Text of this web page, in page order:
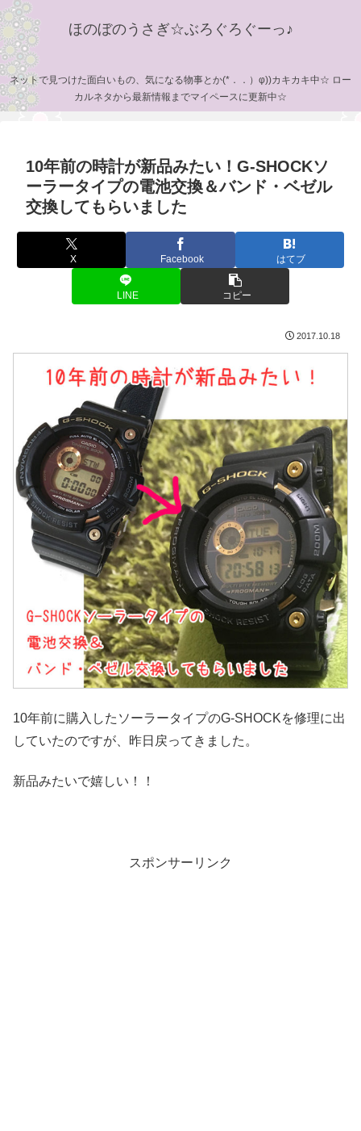
ほのぼのうさぎ☆ぶろぐろぐーっ♪
ネットで見つけた面白いもの、気になる物事とか(*．．）φ))カキカキ中☆ ロー
カルネタから最新情報までマイペースに更新中☆
10年前の時計が新品みたい！G-SHOCKソ
ーラータイプの電池交換＆バンド・ベゼル
交換してもらいました
X Facebook はてブ
LINE コピー
2017.10.18
10年前に購入したソーラータイプのG-SHOCKを修理に出
していたのですが、昨日戻ってきました。
新品みたいで嬉しい！！
スポンサーリンク